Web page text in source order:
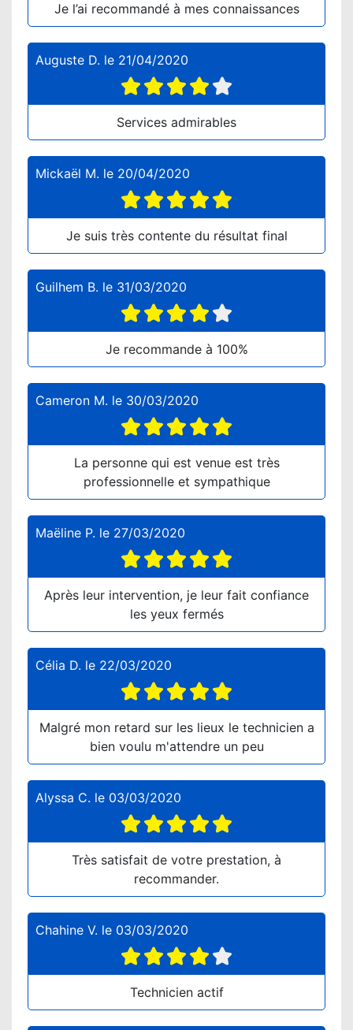
Je l’ai recommandé à mes connaissances
Auguste D. le 21/04/2020
Services admirables
Mickaël M. le 20/04/2020
Je suis très contente du résultat final
Guilhem B. le 31/03/2020
Je recommande à 100%
Cameron M. le 30/03/2020
La personne qui est venue est très
professionnelle et sympathique
Maëline P. le 27/03/2020
Après leur intervention, je leur fait confiance
les yeux fermés
Célia D. le 22/03/2020
Malgré mon retard sur les lieux le technicien a
bien voulu m'attendre un peu
Alyssa C. le 03/03/2020
Très satisfait de votre prestation, à
recommander.
Chahine V. le 03/03/2020
Technicien actif